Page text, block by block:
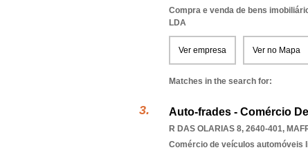
Compra e venda de bens
LDA
Ver empresa Ver no Mapa
Matches in the search for:
Auto-frades - Comércio
R DAS OLARIAS 8, 2640-401,
Comércio de veículos automóveis